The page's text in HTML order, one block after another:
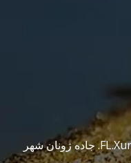
اضافه کردن: 19 مرکز تجاری FL.Xunnan. جاده ژونان شهر